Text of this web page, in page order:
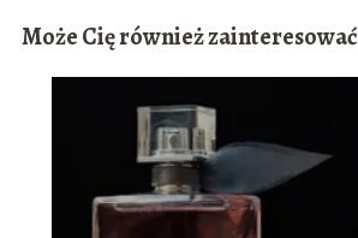
Może Cię również zainteresować